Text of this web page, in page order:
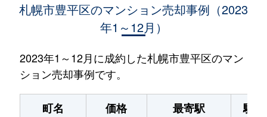
札幌市豊平区のマンション売却事例（2023
年1～12月）
2023年1～12月に成約した札幌市豊平区のマン
ション売却事例です。
町名 価格 最寄駅
駅